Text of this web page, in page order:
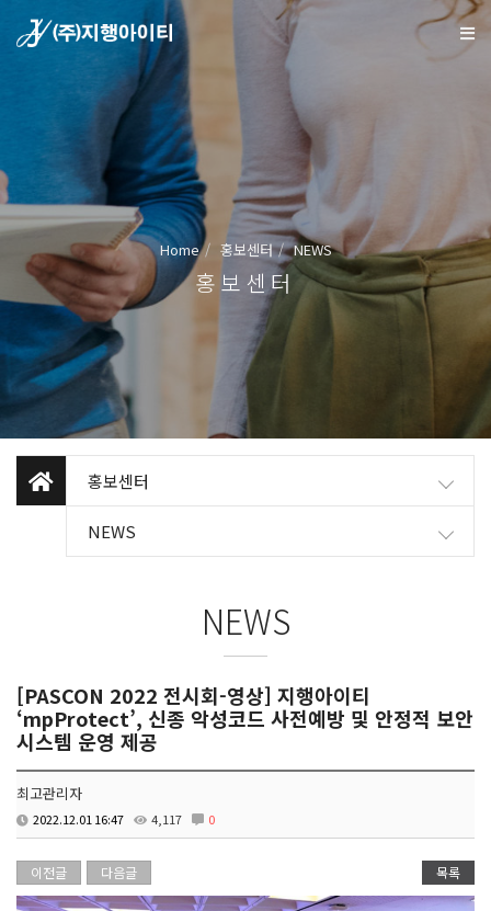
Home 홍보센터 NEWS
홍보센터
홍보센터
NEWS
NEWS
[PASCON 2022 전시회-영상] 지행아이티
‘mpProtect’, 신종 악성코드 사전예방 및 안정적 보안
시스템 운영 제공
최고관리자
2022.12.01 16:47 4,117 0
이전글 다음글 목록